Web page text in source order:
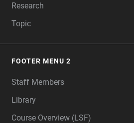
Research
Topic
FOOTER MENU 2
Staff Members
Library
Course Overview (LSF)